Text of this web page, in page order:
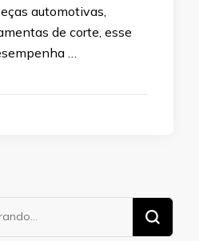
automotivas,
de corte, esse
…